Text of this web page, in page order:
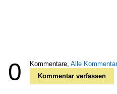
0 Kommentare, Alle
Kommentar verfassen